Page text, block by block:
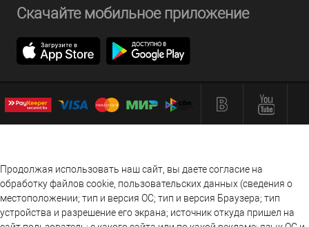
Скачайте мобильное приложение
Продолжая использовать наш сайт, вы даете согласие на
обработку файлов cookie, пользовательских данных (сведения о
местоположении; тип и версия ОС; тип и версия Браузера; тип
устройства и разрешение его экрана; источник откуда пришел на